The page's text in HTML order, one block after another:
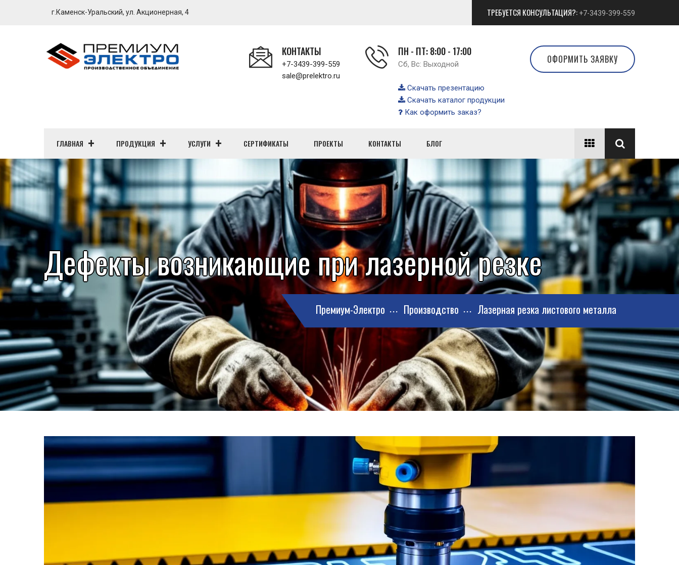
г.Каменск-Уральский, ул. Акционерная, 4 ТРЕБУЕТСЯ КОНСУЛЬТАЦИЯ?: +7-3439-399-559
КОНТАКТЫ
+7-3439-399-559
sale@prelektro.ru
ПН - ПТ: 8:00 - 17:00
Сб, Вс: Выходной
Скачать презентацию
Скачать каталог продукции
Как оформить заказ?
ОФОРМИТЬ ЗАЯВКУ
ГЛАВНАЯ ПРОДУКЦИЯ УСЛУГИ СЕРТИФИКАТЫ ПРОЕКТЫ КОНТАКТЫ БЛОГ
Дефекты возникающие при лазерной резке
Премиум-Электро Производство Лазерная резка листового металла